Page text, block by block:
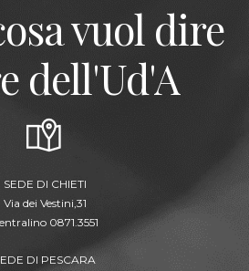
vuol dire
dell'Ud'A
SEDE DI CHIETI
Via dei Vestini,31
0871.3551
DI PESCARA